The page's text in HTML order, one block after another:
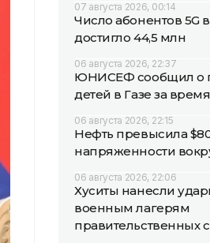
07 августа 2026, 00:14
Число абонентов 5G
достигло 44,5 млн
06 августа 2026, 22:37
ЮНИСЕФ сообщил о
детей в Газе за
06 августа 2026, 22:15
Нефть превысила
напряженности
06 августа 2026, 22:06
Хуситы нанесли
военным лагерям
правительственных